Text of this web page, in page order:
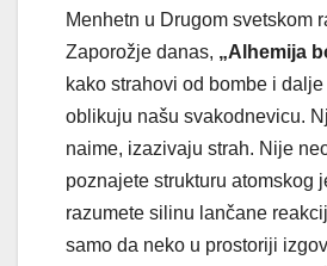
Menhetn u Drugom svetskom
Zaporožje danas, „Alhemija
kako strahovi od bombe i
oblikuju našu svakodnevicu.
naime, izazivaju strah. Nije
poznajete strukturu atomskog
razumete silinu lančane
samo da neko u prostoriji